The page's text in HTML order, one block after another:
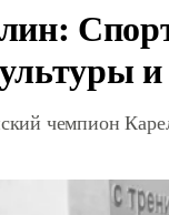
чемпион